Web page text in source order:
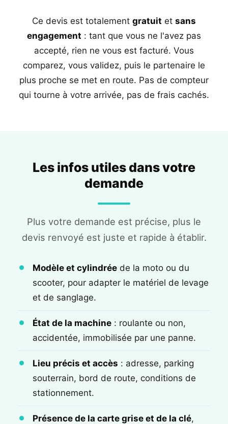
Ce devis est totalement gratuit et sans
engagement : tant que vous ne l'avez pas
accepté, rien ne vous est facturé. Vous
comparez, vous validez, puis le partenaire le
plus proche se met en route. Pas de compteur
qui tourne à votre arrivée, pas de frais cachés.
Les infos utiles dans votre
demande
Plus votre demande est précise, plus le
devis renvoyé est juste et rapide à établir.
Modèle et cylindrée de la moto ou du
scooter, pour adapter le matériel de levage
et de sanglage.
État de la machine : roulante ou non,
accidentée, immobilisée par une panne.
Lieu précis et accès : adresse, parking
souterrain, bord de route, conditions de
stationnement.
Présence de la carte grise et de la clé,